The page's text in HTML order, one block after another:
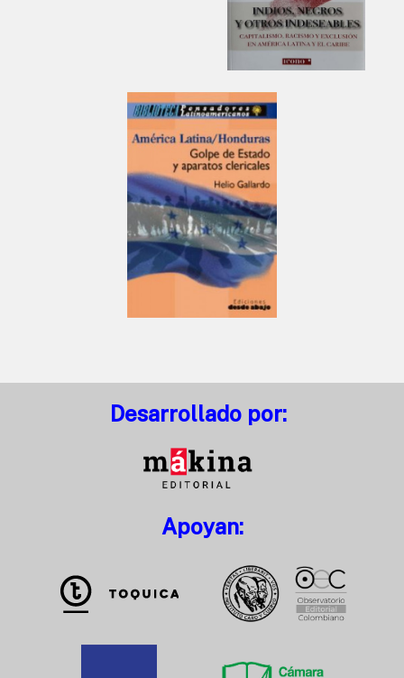
Desarrollado por:
Apoyan: